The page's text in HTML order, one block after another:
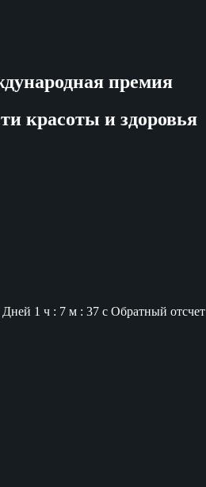
премия
красоты и здоровья
Дней 1 ч : 7 м : 36 с Обратный отсчет